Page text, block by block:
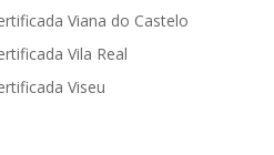
Viana do Castelo
Vila Real
Viseu